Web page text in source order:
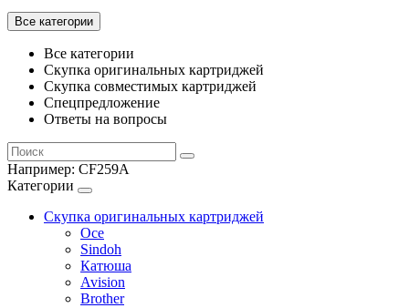
Все категории
Все категории
Скупка оригинальных картриджей
Скупка совместимых картриджей
Спецпредложение
Ответы на вопросы
Например: CF259A
Категории
Скупка оригинальных картриджей
Oce
Sindoh
Катюша
Avision
Brother